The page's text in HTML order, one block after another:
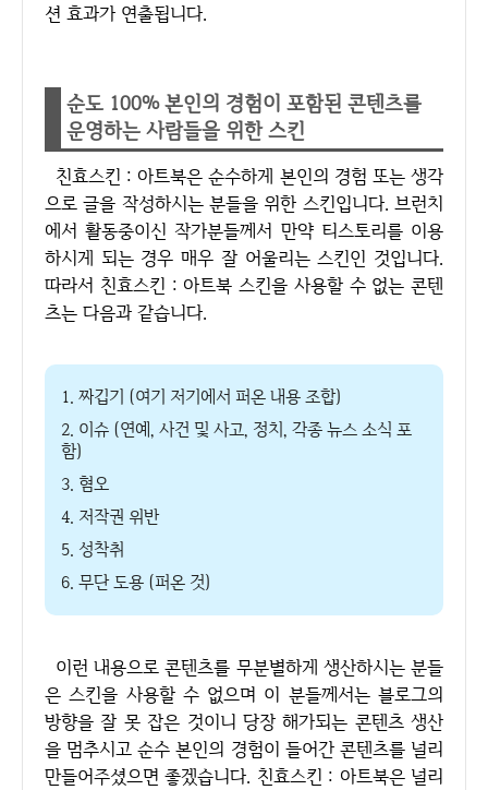
션 효과가 연출됩니다.
순도 100% 본인의 경험이 포함된 콘텐츠를
운영하는 사람들을 위한 스킨
친효스킨 : 아트북은 순수하게 본인의 경험 또는 생각
으로 글을 작성하시는 분들을 위한 스킨입니다. 브런치
에서 활동중이신 작가분들께서 만약 티스토리를 이용
하시게 되는 경우 매우 잘 어울리는 스킨인 것입니다.
따라서 친효스킨 : 아트북 스킨을 사용할 수 없는 콘텐
츠는 다음과 같습니다.
1. 짜깁기 (여기 저기에서 퍼온 내용 조합)
2. 이슈 (연예, 사건 및 사고, 정치, 각종 뉴스 소식 포
함)
3. 혐오
4. 저작권 위반
5. 성착취
6. 무단 도용 (퍼온 것)
이런 내용으로 콘텐츠를 무분별하게 생산하시는 분들
은 스킨을 사용할 수 없으며 이 분들께서는 블로그의
방향을 잘 못 잡은 것이니 당장 해가되는 콘텐츠 생산
을 멈추시고 순수 본인의 경험이 들어간 콘텐츠를 널리
만들어주셨으면 좋겠습니다. 친효스킨 : 아트북은 널리